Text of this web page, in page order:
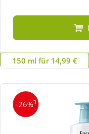
150 ml für 14,99 €
-26%3